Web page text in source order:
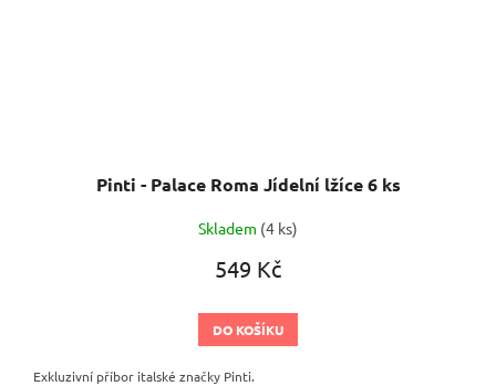
Pinti - Palace Roma Jídelní lžíce 6 ks
Skladem (4 ks)
549 Kč
DO KOŠÍKU
Exkluzivní příbor italské značky Pinti.